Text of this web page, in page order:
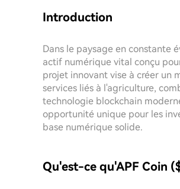
Introduction
Dans le paysage en constante
actif numérique vital conçu
projet innovant vise à créer un
services liés à l'agriculture,
technologie blockchain
opportunité unique pour les
base numérique solide.
Qu'est-ce qu'APF Coin